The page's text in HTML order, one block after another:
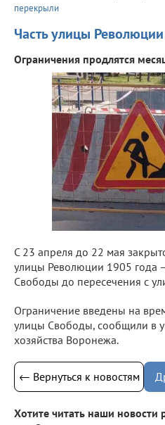
перекрыли
Часть улицы
Ограничения продлятся
С 23 апреля до 22 мая
улицы Революции 1905 года
Свободы до пересечения с
Ограничение введены на
улицы Свободы, сообщили в
хозяйства Воронежа.
← Вернуться к новостям
Хотите читать наши новости